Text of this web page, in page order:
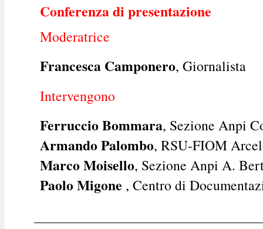
Conferenza di presentazione
Moderatrice
Francesca Camponero, Giornalista
Intervengono
Ferruccio Bommara, Sezione Anpi
Armando Palombo, RSU-FIOM
Marco Moisello, Sezione Anpi A.
Paolo Migone , Centro di